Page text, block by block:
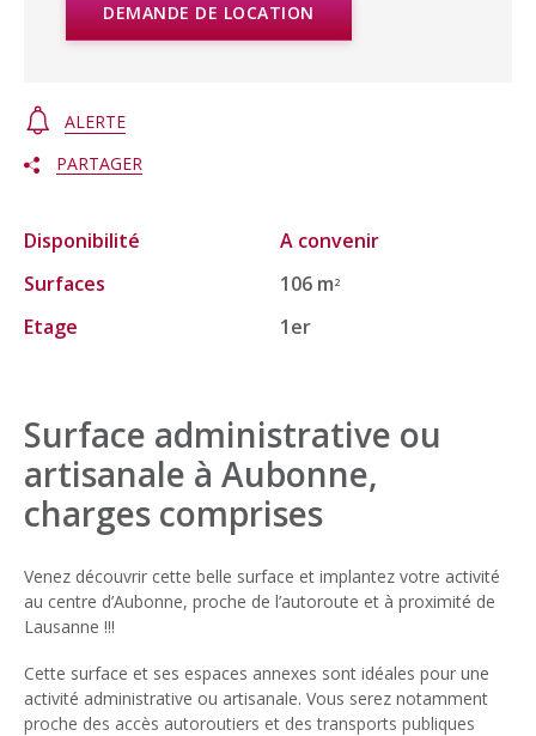
DEMANDE DE LOCATION
ALERTE
PARTAGER
Disponibilité
A convenir
Surfaces
106 m2
Etage 1er
Surface administrative ou
artisanale à Aubonne,
charges comprises
Venez découvrir cette belle surface et implantez votre activité
au centre d’Aubonne, proche de l’autoroute et à proximité de
Lausanne !!!
Cette surface et ses espaces annexes sont idéales pour une
activité administrative ou artisanale. Vous serez notamment
proche des accès autoroutiers et des transports publiques